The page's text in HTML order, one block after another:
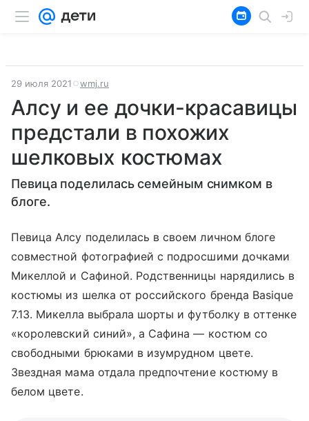
29 июля 2021 wmj.ru
Алсу и ее дочки-красавицы
предстали в похожих
шелковых костюмах
Певица поделилась семейным снимком в
блоге.
Певица Алсу поделилась в своем личном блоге
совместной фотографией с подросшими дочками
Микеллой и Сафиной. Родственницы нарядились в
костюмы из шелка от российского бренда Basique
7.13. Микелла выбрала шорты и футболку в оттенке
«королевский синий», а Сафина — костюм со
свободными брюками в изумрудном цвете.
Звездная мама отдала предпочтение костюму в
белом цвете.